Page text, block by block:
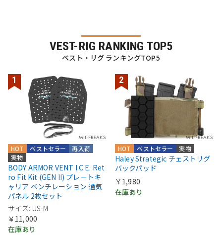
VEST-RIG RANKING TOP5
ベスト・リグ ランキングTOP5
実物
再入荷
ベストセラー
HOT
BODY ARMOR VENT I.C.E. Ret
ro Fit Kit (GEN II) プレートキ
ャリア ベンチレーション 通気
パネル 2枚セット
サイズ: US-M
￥11,000
在庫あり
実物
ベストセラー
HOT
Haley Strategic チェストリグ
バックパッド
￥1,980
在庫あり